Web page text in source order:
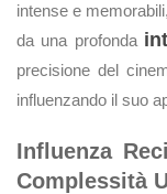
intense e
da una profonda
precisione del
influenzando il suo
Influenza
Complessità